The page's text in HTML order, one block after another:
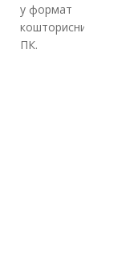
у формат
кошторисних
ПК.